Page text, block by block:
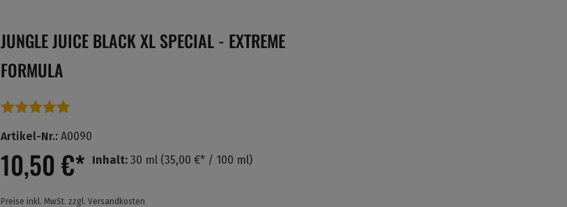
JUNGLE JUICE BLACK XL SPECIAL - EXTREME
FORMULA
Artikel-Nr.: A0090
10,50 €* Inhalt: 30 ml (35,00 €* / 100 ml)
Preise inkl. MwSt. zzgl. Versandkosten